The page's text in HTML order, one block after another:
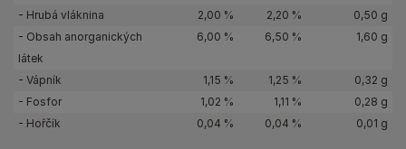
- Hrubá vláknina
2,00 % 2,20 %
0,50 g
- Obsah anorganických
látek
6,00 % 6,50 % 1,60 g
- Vápník 1,15 % 1,25 %
0,32 g
- Fosfor
1,02 % 1,11 %
0,28 g
- Hořčík
0,04 % 0,04 % 0,01 g